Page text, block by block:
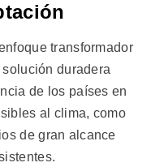
transformador
duradera
de los países en
al clima, como
de gran alcance